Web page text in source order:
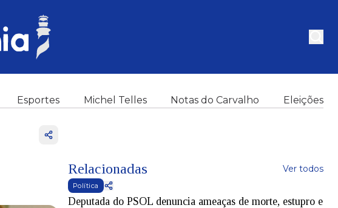
Esportes Michel Telles Notas do Carvalho Eleições
Relacionadas Ver todos
Política
Deputada do PSOL denuncia ameaças de morte, estupro e